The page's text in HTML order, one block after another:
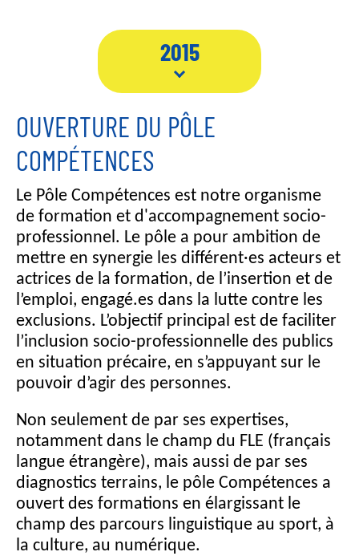
2015
OUVERTURE DU PÔLE
COMPÉTENCES
Le Pôle Compétences est notre organisme
de formation et d'accompagnement socio-
professionnel. Le pôle a pour ambition de
mettre en synergie les différent·es acteurs et
actrices de la formation, de l’insertion et de
l’emploi, engagé.es dans la lutte contre les
exclusions. L’objectif principal est de faciliter
l’inclusion socio-professionnelle des publics
en situation précaire, en s’appuyant sur le
pouvoir d’agir des personnes.
Non seulement de par ses expertises,
notamment dans le champ du FLE (français
langue étrangère), mais aussi de par ses
diagnostics terrains, le pôle Compétences a
ouvert des formations en élargissant le
champ des parcours linguistique au sport, à
la culture, au numérique.